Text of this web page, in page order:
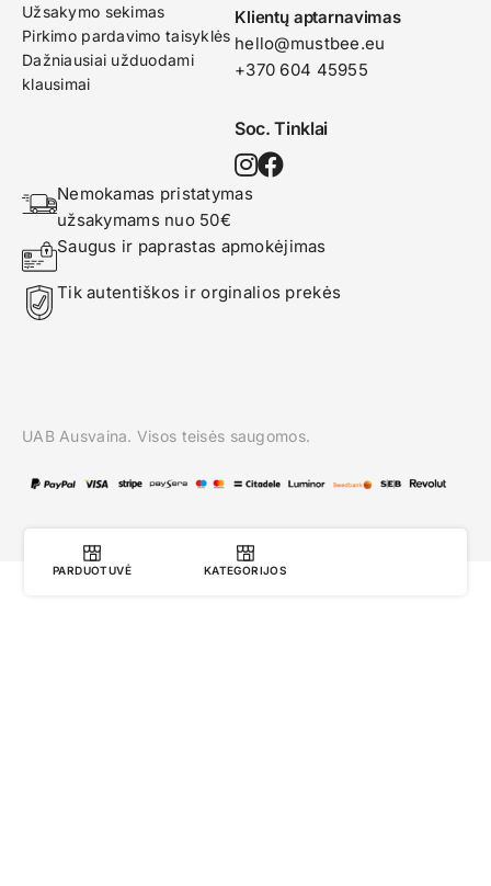
Užsakymo sekimas
Pirkimo pardavimo taisyklės
Dažniausiai užduodami
klausimai
Klientų aptarnavimas
hello@mustbee.eu
+370 604 45955
Soc. Tinklai
Nemokamas pristatymas
užsakymams nuo 50€
Saugus ir paprastas apmokėjimas
Tik autentiškos ir orginalios prekės
UAB Ausvaina. Visos teisės saugomos.
PARDUOTUVĖ KATEGORIJOS